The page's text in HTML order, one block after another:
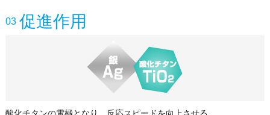
03 促進作用